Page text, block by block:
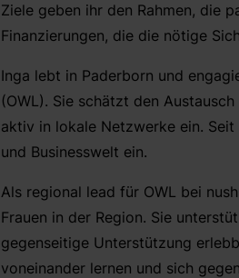
Ziele geben ihr den Rahmen, die
Finanzierungen, die die nötige
Inga lebt in Paderborn und
(OWL). Sie schätzt den
aktiv in lokale Netzwerke ein.
und Businesswelt ein.
Als regional lead für OWL bei
Frauen in der Region. Sie
gegenseitige Unterstützung
voneinander lernen und sich